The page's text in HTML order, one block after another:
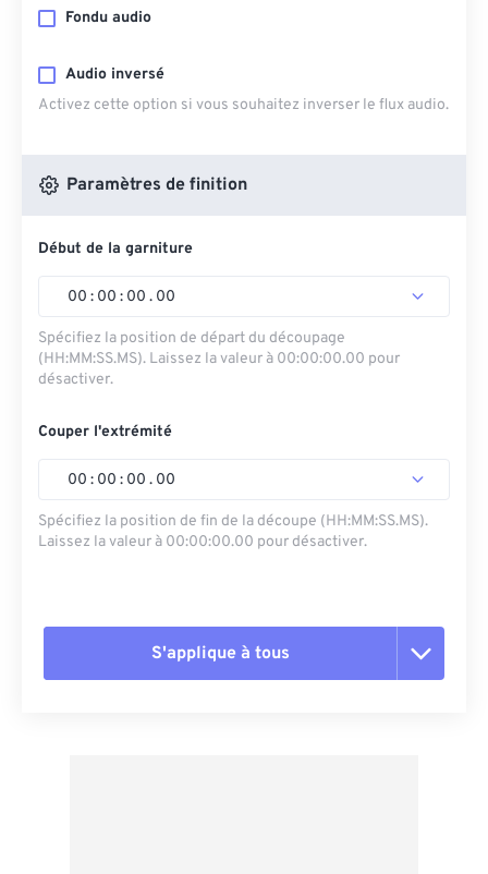
Fondu audio
Audio inversé
Activez cette option si vous souhaitez inverser le flux audio.
Paramètres de finition
Début de la garniture
00 : 00 : 00 . 00
Spécifiez la position de départ du découpage
(HH:MM:SS.MS). Laissez la valeur à 00:00:00.00 pour
désactiver.
Couper l'extrémité
00 : 00 : 00 . 00
Spécifiez la position de fin de la découpe (HH:MM:SS.MS).
Laissez la valeur à 00:00:00.00 pour désactiver.
S'applique à tous